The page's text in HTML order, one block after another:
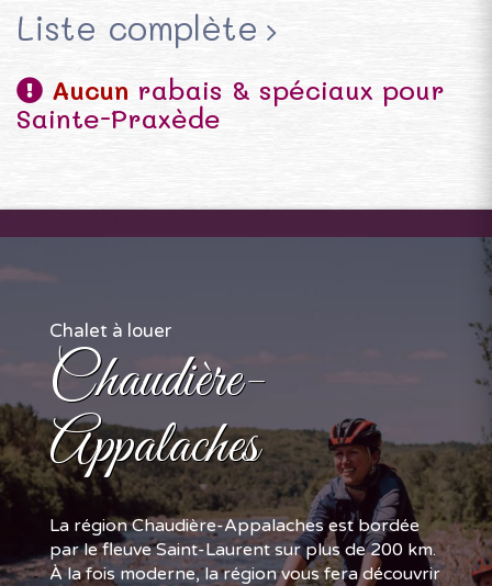
Liste complète
Aucun rabais & spéciaux pour
Sainte-Praxède
Chalet à louer
Chaudière-
Appalaches
La région Chaudière-Appalaches est bordée
par le fleuve Saint-Laurent sur plus de 200 km.
À la fois moderne, la région vous fera découvrir